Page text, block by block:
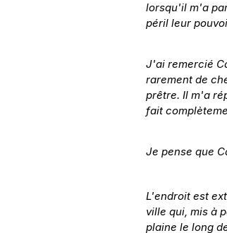
lorsqu'il m'a
péril leur
J'ai remercié
rarement de
prêtre. Il m'a
fait
Je pense que
L'endroit est
ville qui, mis à
plaine le long